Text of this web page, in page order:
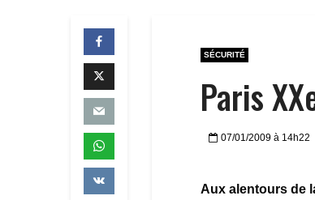
SÉCURITÉ
Paris
07/01/2009 à 14h22
Aux alentours de